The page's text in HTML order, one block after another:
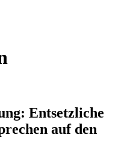
Entsetzliche
auf den